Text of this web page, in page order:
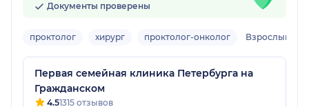
Документы проверены
проктолог хирург проктолог-онколог Взрослый,
Первая семейная клиника Петербурга на
Гражданском
4.51315 отзывов